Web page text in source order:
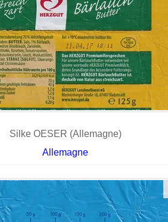
Silke OESER (Allemagne)
Allemagne